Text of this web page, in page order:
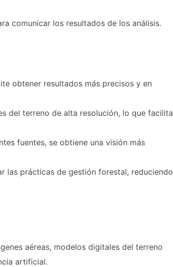
comunicar los resultados de los análisis.
obtener resultados más precisos y en
del terreno de alta resolución, lo que facilita
fuentes, se obtiene una visión más
las prácticas de gestión forestal, reduciendo
aéreas, modelos digitales del terreno
artificial.